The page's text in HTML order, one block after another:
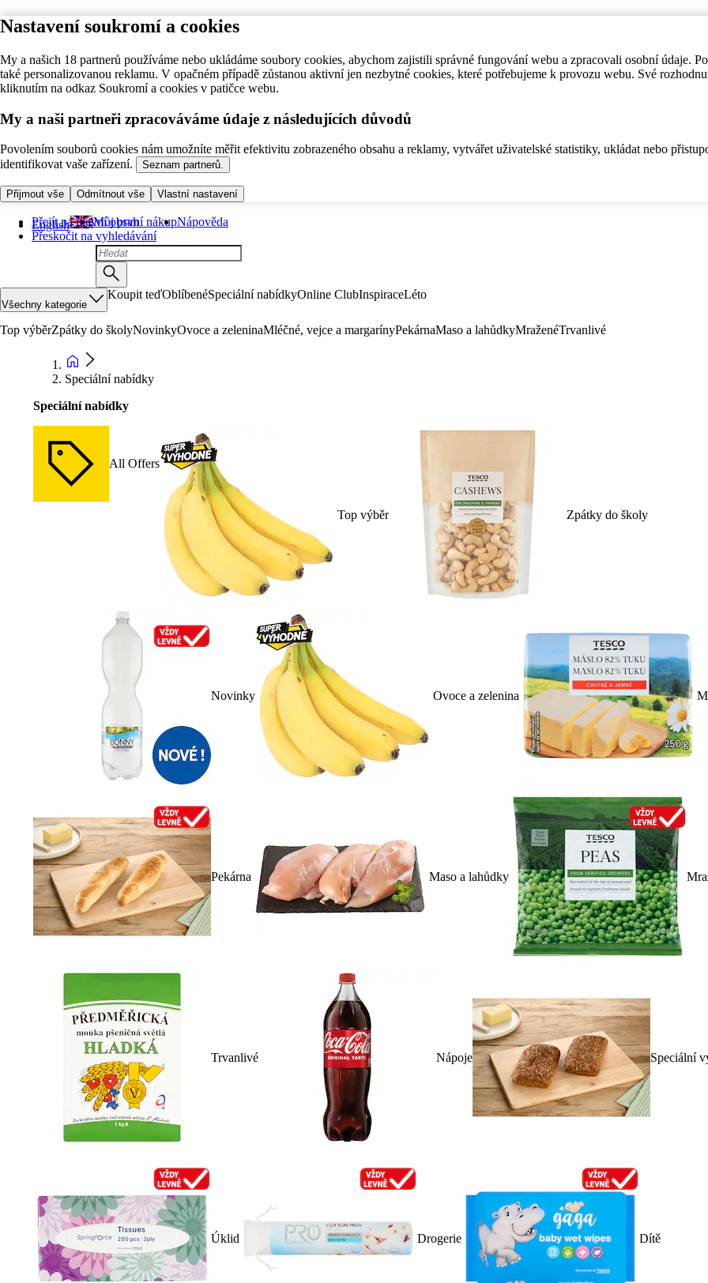
Nastavení soukromí a cookies
My a našich 18 partnerů používáme nebo ukládáme soubory cookies, abychom zajistili správné fungování webu a zpracovali osobní údaje.
také personalizovanou reklamu. V opačném případě zůstanou aktivní jen nezbytné cookies, které potřebujeme k provozu webu. Své
kliknutím na odkaz Soukromí a cookies v patičce webu.
My a naši partneři zpracováváme údaje z následujících důvodů
Povolením souborů cookies nám umožníte měřit efektivitu zobrazeného obsahu a reklamy, vytvářet uživatelské statistiky, ukládat nebo
identifikovat vaše zařízení.
Seznam partnerů.
Přijmout vše Odmítnout vše Vlastní nastavení
Přejít na hlavní obsah
Přeskočit na vyhledávání
English Můj první nákupNápověda
Všechny kategorie
Koupit teďOblíbenéSpeciální nabídkyOnline ClubInspiraceLéto
Top výběrZpátky do školyNovinkyOvoce a zeleninaMléčné, vejce a margarínyPekárnaMaso a lahůdkyMraženéTrvanlivé
Speciální nabídky
Speciální nabídky
All Offers
Top výběr Zpátky do školy
Novinky Ovoce a zelenina
Pekárna Maso a lahůdky
Trvanlivé Nápoje Speciální
Úklid Drogerie Dítě